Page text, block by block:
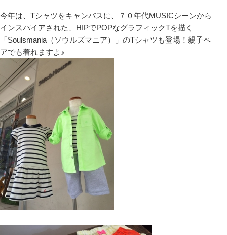
今年は、Tシャツをキャンバスに、７０年代MUSICシーンから
インスパイアされた、HIPでPOPなグラフィックTを描く
「Soulsmania（ソウルズマニア）」のTシャツも登場！親子ペ
アでも着れますよ♪